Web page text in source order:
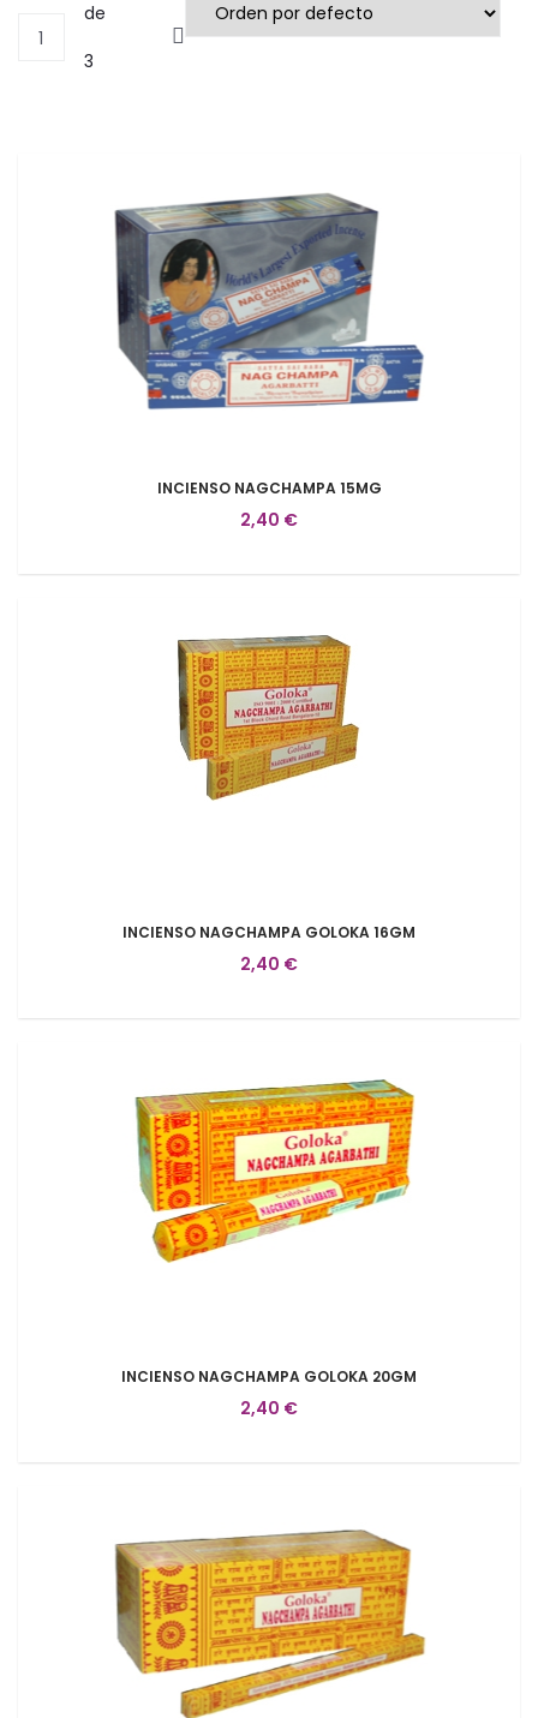
1
de
3
INCIENSO NAGCHAMPA 15MG
2,40 €
INCIENSO NAGCHAMPA GOLOKA 16GM
2,40 €
INCIENSO NAGCHAMPA GOLOKA 20GM
2,40 €